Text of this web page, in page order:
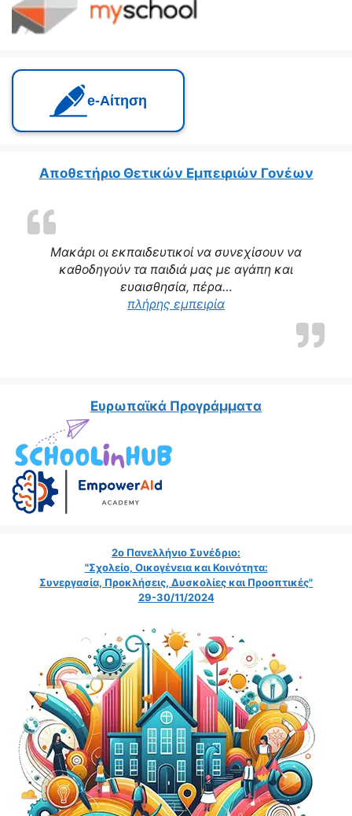
e‑Αίτηση
Μακάρι οι εκπαιδευτικοί να συνεχίσουν να
καθοδηγούν τα παιδιά μας με αγάπη και
ευαισθησία, πέρα…
πλήρης εμπειρία“Η δασκάλα μας
Αποθετήριο Θετικών Εμπειριών Γονέων
Ευρωπαϊκά Προγράμματα
2ο Πανελλήνιο Συνέδριο:
"Σχολείο, Οικογένεια και Κοινότητα:
Συνεργασία, Προκλήσεις, Δυσκολίες και Προοπτικές"
29-30/11/2024